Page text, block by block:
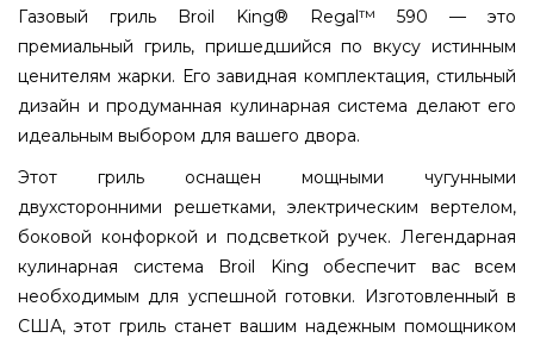
Газовый гриль Broil King® Regal™ 590 — это
премиальный гриль, пришедшийся по вкусу истинным
ценителям жарки. Его завидная комплектация, стильный
дизайн и продуманная кулинарная система делают его
идеальным выбором для вашего двора.
Этот гриль оснащен мощными чугунными
двухсторонними решетками, электрическим вертелом,
боковой конфоркой и подсветкой ручек. Легендарная
кулинарная система Broil King обеспечит вас всем
необходимым для успешной готовки. Изготовленный в
США, этот гриль станет вашим надежным помощником